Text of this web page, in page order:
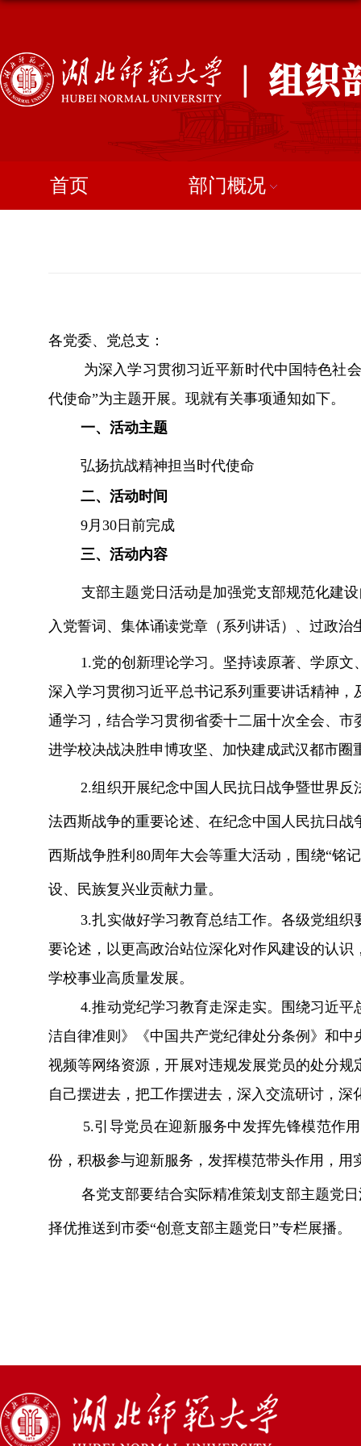
首页 部门概况
各党委、党总支：
为深入学习贯彻习近平新时代中国特色社
代使命”为主题开展。现就有关事项通知如下。
一、活动主题
弘扬抗战精神担当时代使命
二、活动时间
9月 30 日 前完成
三、活动内容
支部主题党日活动是加强党支部规范化建设
入党誓词、集体诵读党章（系列讲话）、过政
1.党的创新理论学习。 坚持读原著、学原文
深入学习贯彻习近平总书记系列重要讲话精神
通学习，结合学习贯彻省委十二届十次全会、
进学校决战决胜申博攻坚、加快建成武汉都市
2.组织开展纪念中国人民抗日战争暨世界反
法西斯战争的重要论述、在纪念中国人民抗日
西斯战争胜利80周年大会等重大活动，围绕“铭
设、民族复兴业贡献力量。
3.扎实做好学习教育总结工作。各级党组织
要论述， 以更高政治站位深化对作风建设的认识
学校事业高质量发展。
4.推动党纪学习教育走深走实。
围绕习近平
洁自律准则》《中国共产党纪律处分条例》和
视频等网络资源，开展对违规发展党员的处分
自己摆进去，把工作摆进去，深入交流研讨，
5.引导党员在迎新服务中发挥先锋模范作
份，积极参与迎新服务，发挥模范带头作用，
各党支部要结合实际精准策划支部主题党日
择优推送到市委“创意支部主题党日”专栏展播。